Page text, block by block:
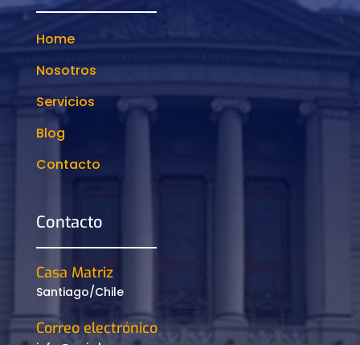
Home
Nosotros
Servicios
Blog
Contacto
Contacto
Casa Matriz
Santiago/Chile
Correo electrónico